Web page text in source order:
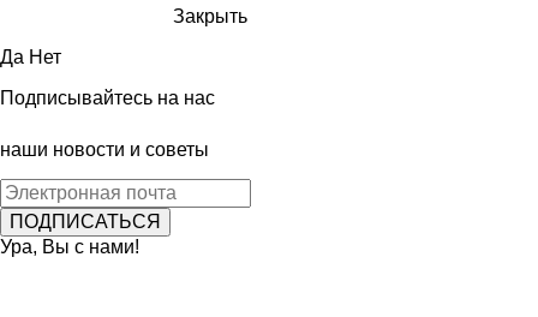
Закрыть
Да Нет
Подписывайтесь на нас
наши новости и советы
Ура, Вы с нами!